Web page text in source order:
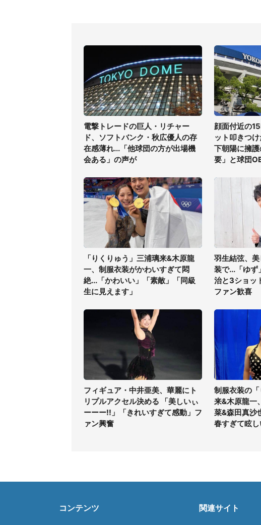
電撃トレードの巨人・リチャー
ド、ソフトバンク・秋広優人の存
在感薄れ...「他球団の方が出場機
会ある」の声が
顔面付近の
ット叩きつ
下朝陽に擁
要」と球団
「りくりゅう」三浦璃来&木原龍
一、制服衣装がかわいすぎて悶
絶...「かわいい」「素敵」「同級
生に見えます」
羽生結弦、
装で...「ゆず
治と3ショッ
ファン歓喜
フィギュア・中井亜美、華麗にト
リプルアクセル決める 「美しいぃ
ーーー!!」「きれいすぎて感動」フ
ァン興奮
制服衣装の
来&木原龍一
菜&森田真沙
春すぎて眩し
コンテンツ 関連サイト